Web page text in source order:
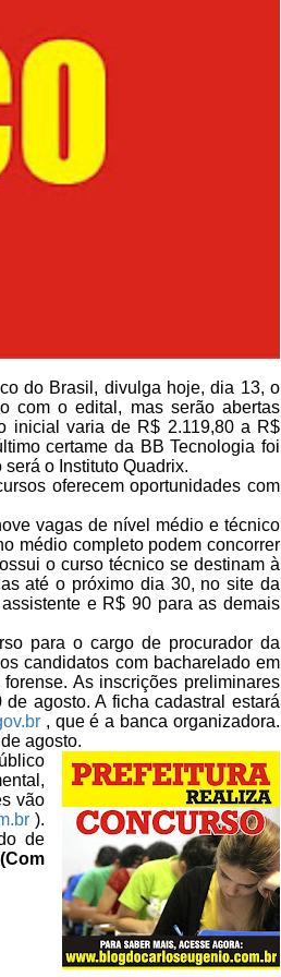
do Brasil, divulga hoje, dia 13, o
com o edital, mas serão abertas
inicial varia de R$ 2.119,80 a R$
certame da BB Tecnologia foi
o Instituto Quadrix.
oferecemoportunidades com
vagas de nível médio e técnico
médiocompleto podem concorrer
o curso técnico se destinam à
até o próximo dia 30, no site da
e R$ 90 para as demais
para o cargo de procurador da
candidatos com bachareladoem
forense. As inscrições preliminares
agosto. A ficha cadastral estará
, que é a banca organizadora.
agosto.
vão
).
de
(Com